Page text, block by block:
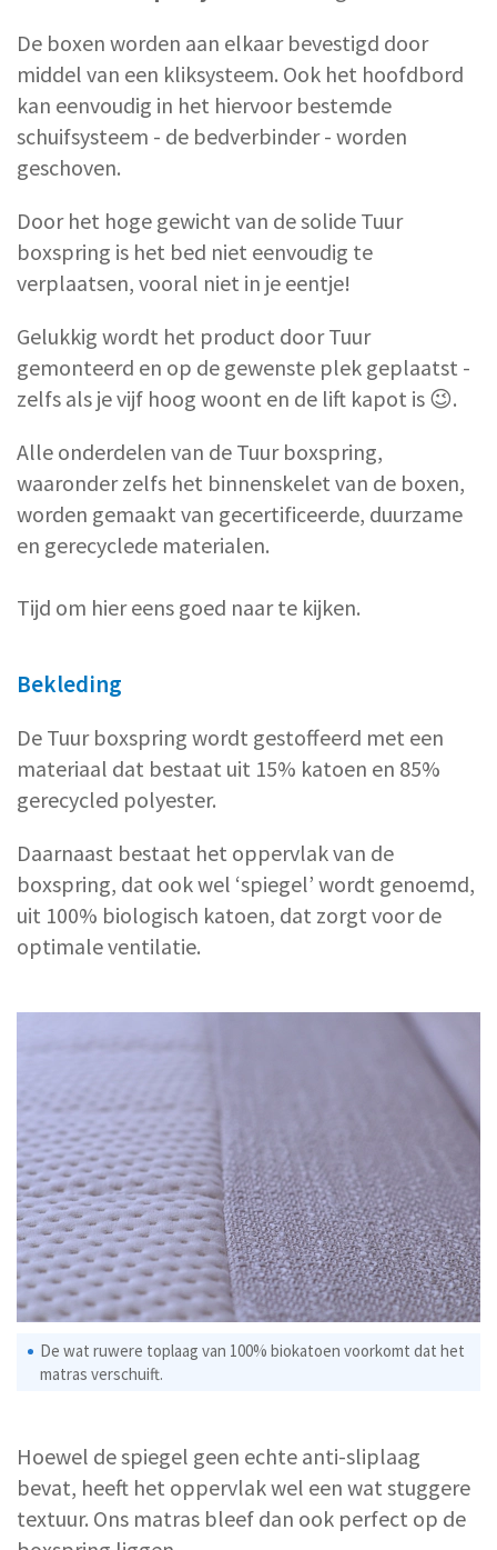
De boxen worden aan elkaar bevestigd door
middel van een kliksysteem. Ook het hoofdbord
kan eenvoudig in het hiervoor bestemde
schuifsysteem - de bedverbinder - worden
geschoven.
Door het hoge gewicht van de solide Tuur
boxspring is het bed niet eenvoudig te
verplaatsen, vooral niet in je eentje!
Gelukkig wordt het product door Tuur
gemonteerd en op de gewenste plek geplaatst -
zelfs als je vijf hoog woont en de lift kapot is 😉.
Alle onderdelen van de Tuur boxspring,
waaronder zelfs het binnenskelet van de boxen,
worden gemaakt van gecertificeerde, duurzame
en gerecyclede materialen.
Tijd om hier eens goed naar te kijken.
Bekleding
De Tuur boxspring wordt gestoffeerd met een
materiaal dat bestaat uit 15% katoen en 85%
gerecycled polyester.
Daarnaast bestaat het oppervlak van de
boxspring, dat ook wel ‘spiegel’ wordt genoemd,
uit 100% biologisch katoen, dat zorgt voor de
optimale ventilatie.
De wat ruwere toplaag van 100% biokatoen voorkomt dat het
matras verschuift.
Hoewel de spiegel geen echte anti-sliplaag
bevat, heeft het oppervlak wel een wat stuggere
textuur. Ons matras bleef dan ook perfect op de